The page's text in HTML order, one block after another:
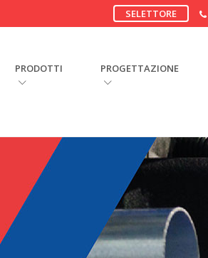
SELETTORE
PRODOTTI PROGETTAZIONE